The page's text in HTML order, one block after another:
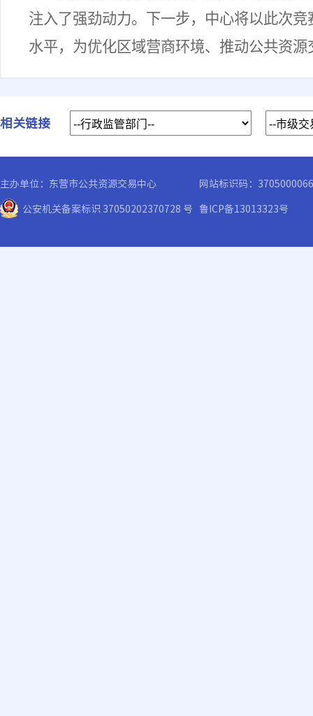
注入了强劲动力。下一步，中心将以此次竞
水平，为优化区域营商环境、推动公共资
相关链接
主办单位：东营市公共资源交易中心
网站标识码：3705000066
公安机关备案标识 37050202370728 号 鲁ICP备13013323号